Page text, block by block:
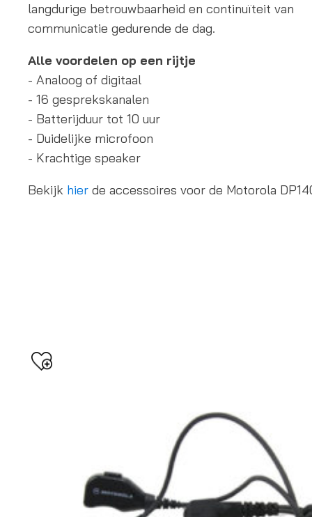
langdurige betrouwbaarheid en continuïteit van
communicatie gedurende de dag.
Alle voordelen op een rijtje
- Analoog of digitaal
- 16 gesprekskanalen
- Batterijduur tot 10 uur
- Duidelijke microfoon
- Krachtige speaker
Bekijk hier de accessoires voor de Motorola